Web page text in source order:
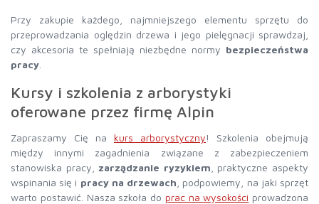
Przy zakupie każdego, najmniejszego elementu sprzętu do
przeprowadzania oględzin drzewa i jego pielęgnacji sprawdzaj,
czy akcesoria te spełniają niezbędne normy bezpieczeństwa
pracy
Kursy i szkolenia z arborystyki
oferowane przez firmę Alpin
Zapraszamy Cię na kurs arborystyczny! Szkolenia obejmują
między innymi zagadnienia związane z zabezpieczeniem
stanowiska pracy, zarządzanie ryzykiem , praktyczne aspekty
wspinania się i pracy na drzewach , podpowiemy, na jaki sprzęt
warto postawić. Nasza szkoła do prac na wysokości prowadzona